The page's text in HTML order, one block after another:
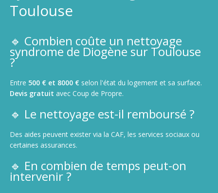
Toulouse
🔹 Combien coûte un nettoyage
syndrome de Diogène sur Toulouse
?
Entre 500 € et 8000 € selon l'état du logement et sa surface.
Devis gratuit avec Coup de Propre.
🔹 Le nettoyage est-il remboursé ?
Des aides peuvent exister via la CAF, les services sociaux ou
certaines assurances.
🔹 En combien de temps peut-on
intervenir ?